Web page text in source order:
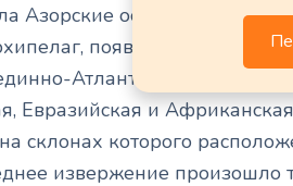
Азорские острова
появился благодаря
Атлантического
Евразийская и
склонах которого
извержение произошло